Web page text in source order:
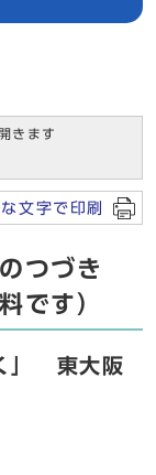
きます
文字で印刷
つづき
です）
」 東大阪